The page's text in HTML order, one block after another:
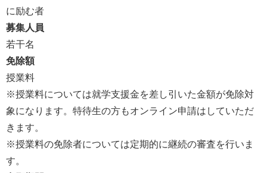
に励む者
募集人員
若干名
免除額
授業料
※授業料については就学支援金を差し引いた金額が免除対
象になります。特待生の方もオンライン申請はしていただ
きます。
※授業料の免除者については定期的に継続の審査を行いま
す。